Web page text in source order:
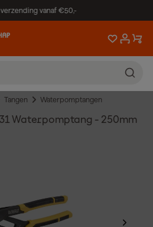
verzending vanaf €50,-
Tangen Waterpomptangen
Waterpomptang - 250mm